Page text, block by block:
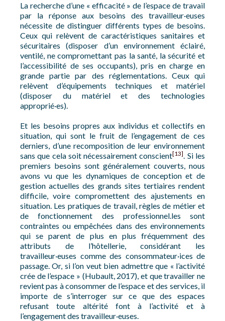
La recherche d’une « efficacité » de l’espace de travail
par la réponse aux besoins des travailleur·euses
nécessite de distinguer différents types de besoins.
Ceux qui relèvent de caractéristiques sanitaires et
sécuritaires (disposer d’un environnement éclairé,
ventilé, ne compromettant pas la santé, la sécurité et
l’accessibilité de ses occupants), pris en charge en
grande partie par des réglementations. Ceux qui
relèvent d’équipements techniques et matériel
(disposer du matériel et des technologies
approprié·es).
Et les besoins propres aux individus et collectifs en
situation, qui sont le fruit de l’engagement de ces
derniers, d’une recomposition de leur environnement
sans que cela soit nécessairement conscient[13]. Si les
premiers besoins sont généralement couverts, nous
avons vu que les dynamiques de conception et de
gestion actuelles des grands sites tertiaires rendent
difficile, voire compromettent des ajustements en
situation. Les pratiques de travail, règles de métier et
de fonctionnement des professionnel.les sont
contraintes ou empêchées dans des environnements
qui se parent de plus en plus fréquemment des
attributs de l’hôtellerie, considérant les
travailleur·euses comme des consommateur·ices de
passage. Or, si l’on veut bien admettre que « l’activité
crée de l’espace » (Hubault, 2017), et que travailler ne
revient pas à consommer de l’espace et des services, il
importe de s’interroger sur ce que des espaces
refusant toute altérité font à l’activité et à
l’engagement des travailleur·euses.